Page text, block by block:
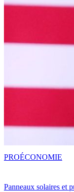
Panneaux solaires et
PROÉCONOMIE